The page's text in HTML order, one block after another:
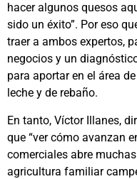
hacer algunos quesos
sido un éxito”. Por eso
traer a ambos expertos,
negocios y un
para aportar en el área
leche y de rebaño.
En tanto, Víctor Illanes,
que “ver cómo avanzan
comerciales abre
agricultura familiar